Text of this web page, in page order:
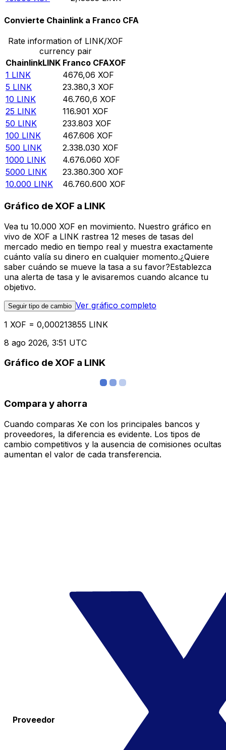
Convierte Chainlink a Franco CFA
Rate information of LINK/XOF
currency pair
ChainlinkLINK Franco CFAXOF
1 LINK 4676,06 XOF
5 LINK 23.380,3 XOF
10 LINK 46.760,6 XOF
25 LINK 116.901 XOF
50 LINK 233.803 XOF
100 LINK 467.606 XOF
500 LINK 2.338.030 XOF
1000 LINK 4.676.060 XOF
5000 LINK 23.380.300 XOF
10.000 LINK 46.760.600 XOF
Gráfico de XOF a LINK
Vea tu 10.000 XOF en movimiento. Nuestro gráfico en
vivo de XOF a LINK rastrea 12 meses de tasas del
mercado medio en tiempo real y muestra exactamente
cuánto valía su dinero en cualquier momento.¿Quiere
saber cuándo se mueve la tasa a su favor?Establezca
una alerta de tasa y le avisaremos cuando alcance tu
objetivo.
Seguir tipo de cambio Ver gráfico completo
1 XOF = 0,000213855 LINK
8 ago 2026, 3:51 UTC
Gráfico de XOF a LINK
Compara y ahorra
Cuando comparas Xe con los principales bancos y
proveedores, la diferencia es evidente. Los tipos de
cambio competitivos y la ausencia de comisiones ocultas
aumentan el valor de cada transferencia.
Proveedor